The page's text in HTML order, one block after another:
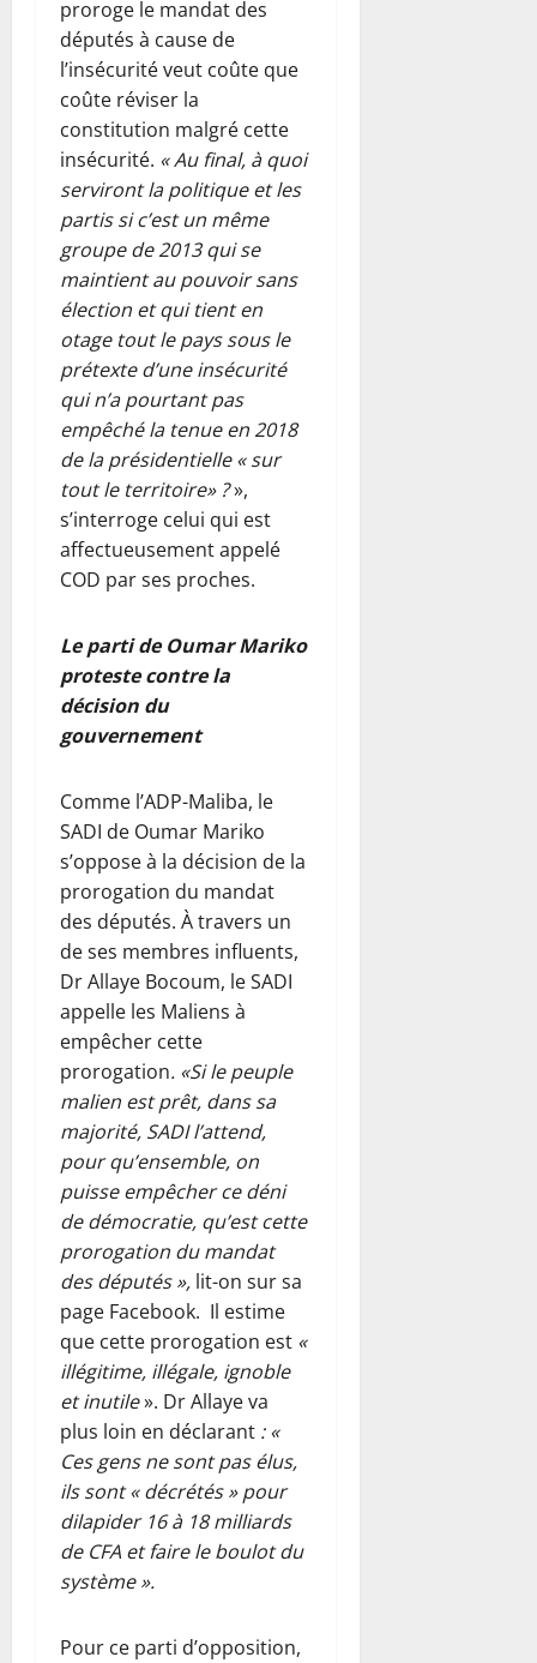
proroge le mandat des
députés à cause de
l’insécurité veut coûte que
coûte réviser la
constitution malgré cette
insécurité. « Au final, à quoi
serviront la politique et les
partis si c’est un même
groupe de 2013 qui se
maintient au pouvoir sans
élection et qui tient en
otage tout le pays sous le
prétexte d’une insécurité
qui n’a pourtant pas
empêché la tenue en 2018
de la présidentielle « sur
tout le territoire» ?»,
s’interroge celui qui est
affectueusement appelé
COD par ses proches.
Le parti de Oumar Mariko
proteste contre la
décision du
gouvernement
Comme l’ADP-Maliba, le
SADI de Oumar Mariko
s’oppose à la décision de la
prorogation du mandat
des députés. À travers un
de ses membres influents,
Dr Allaye Bocoum, le SADI
appelle les Maliens à
empêcher cette
prorogation. «Si le peuple
malien est prêt, dans sa
majorité, SADI l’attend,
pour qu’ensemble, on
puisse empêcher ce déni
de démocratie, qu’est cette
prorogation du mandat
des députés », lit-on sur sa
page Facebook. Il estime
que cette prorogation est «
illégitime, illégale, ignoble
et inutile». Dr Allaye va
plus loin en déclarant : «
Ces gens ne sont pas élus,
ils sont « décrétés » pour
dilapider 16 à 18 milliards
de CFA et faire le boulot du
système ».
Pour ce parti d’opposition,